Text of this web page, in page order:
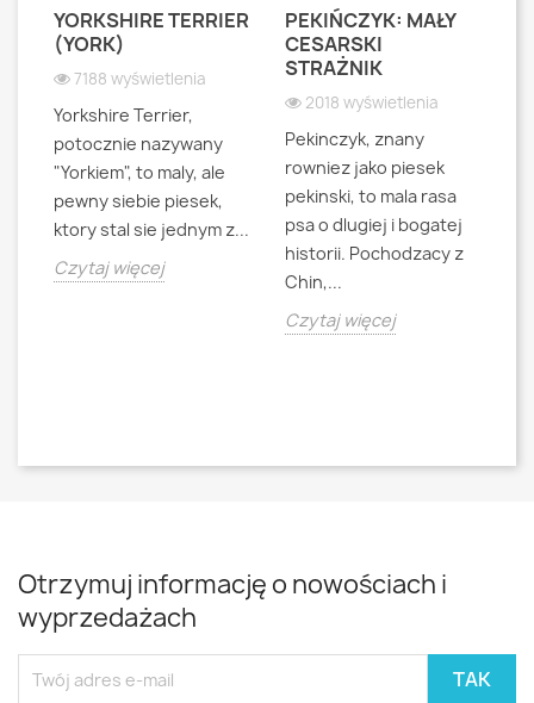
YORKSHIRE TERRIER
(YORK)
7188 wyświetlenia
Yorkshire Terrier,
potocznie nazywany
"Yorkiem", to maly, ale
pewny siebie piesek,
ktory stal sie jednym z...
Czytaj więcej
PEKIŃCZYK: MAŁY
CESARSKI
STRAŻNIK
2018 wyświetlenia
Pekinczyk, znany
rowniez jako piesek
pekinski, to mala rasa
psa o dlugiej i bogatej
historii. Pochodzacy z
Chin,...
Czytaj więcej
Otrzymuj informację o nowościach i
wyprzedażach